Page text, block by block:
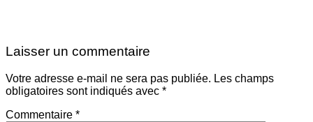
Laisser un commentaire
Votre adresse e-mail ne sera pas publiée. Les champs
obligatoires sont indiqués avec *
Commentaire *